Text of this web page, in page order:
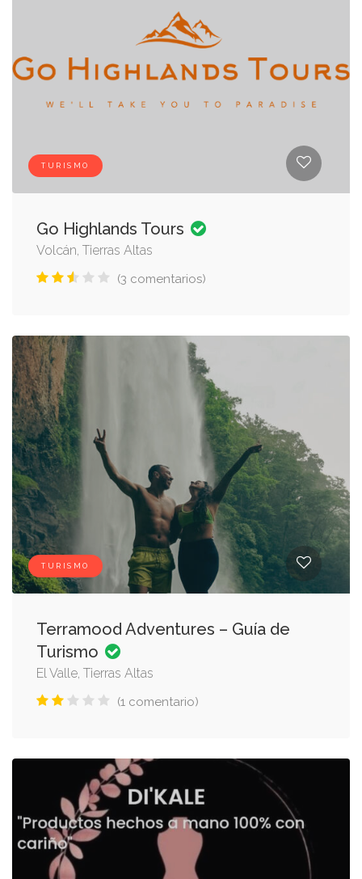
TURISMO
Go Highlands Tours
Volcán, Tierras Altas
(3 comentarios)
TURISMO
Terramood Adventures – Guía de
Turismo
El Valle, Tierras Altas
(1 comentario)